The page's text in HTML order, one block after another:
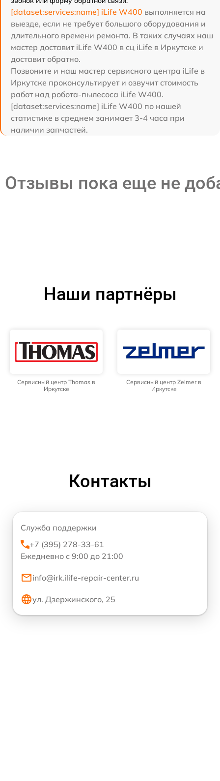
[dataset:services:name] iLife W400 выполняется на
выезде, если не требует большого оборудования и
длительного времени ремонта. В таких случаях наш
мастер доставит iLife W400 в сц iLife в Иркутске и
доставит обратно.
Позвоните и наш мастер сервисного центра iLife в
Иркутске проконсультирует и озвучит стоимость
работ над робота-пылесоса iLife W400.
[dataset:services:name] iLife W400 по нашей
статистике в среднем занимает 3-4 часа при
наличии запчастей.
Отзывы пока еще не
Наши партнёры
Сервисный центр Thomas в
Иркутске
Сервисный центр Zelmer в
Иркутске
Контакты
Служба поддержки
+7 (395) 278-33-61
Ежедневно с 9:00 до 21:00
info@irk.ilife-repair-center.ru
ул. Дзержинского, 25